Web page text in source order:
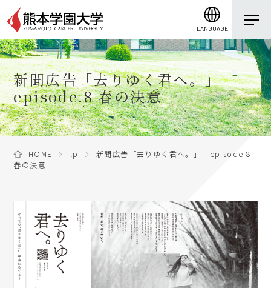
LANGUAGE
新聞広告「去りゆく君へ。」
episode.8 春の決意
HOME lp
新聞広告「去りゆく君へ。」 episode.8
春の決意